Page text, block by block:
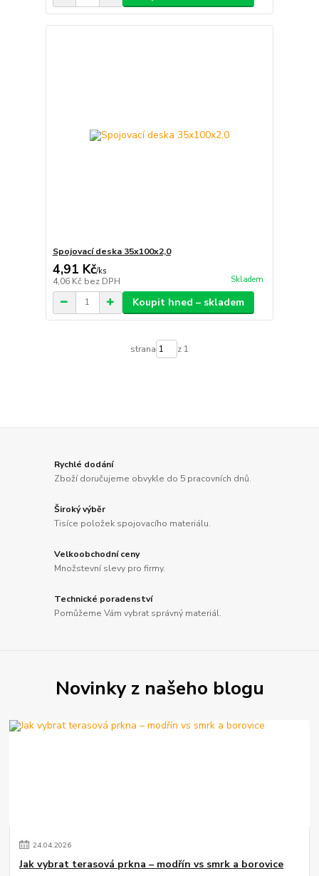
Spojovací deska 35x100x2,0
4,91 Kč/ks
4,06 Kč bez DPH Skladem
Koupit hned – skladem
strana z 1
Rychlé dodání
Zboží doručujeme obvykle do 5 pracovních dnů.
Široký výběr
Tisíce položek spojovacího materiálu.
Velkoobchodní ceny
Množstevní slevy pro firmy.
Technické poradenství
Pomůžeme Vám vybrat správný materiál.
Novinky z našeho blogu
24.04.2026
Jak vybrat terasová prkna – modřín vs smrk a borovice